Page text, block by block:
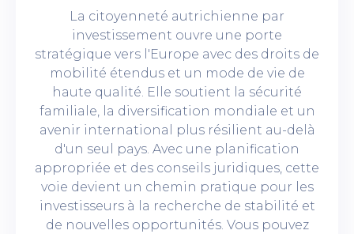
La citoyenneté autrichienne par
investissement ouvre une porte
stratégique vers l'Europe avec des droits de
mobilité étendus et un mode de vie de
haute qualité. Elle soutient la sécurité
familiale, la diversification mondiale et un
avenir international plus résilient au-delà
d'un seul pays. Avec une planification
appropriée et des conseils juridiques, cette
voie devient un chemin pratique pour les
investisseurs à la recherche de stabilité et
de nouvelles opportunités. Vous pouvez